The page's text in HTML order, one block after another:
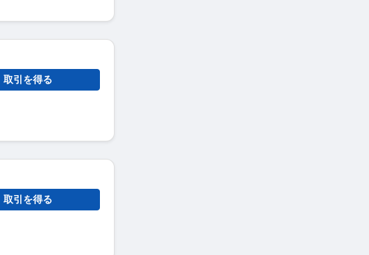
取引を得る
取引を得る